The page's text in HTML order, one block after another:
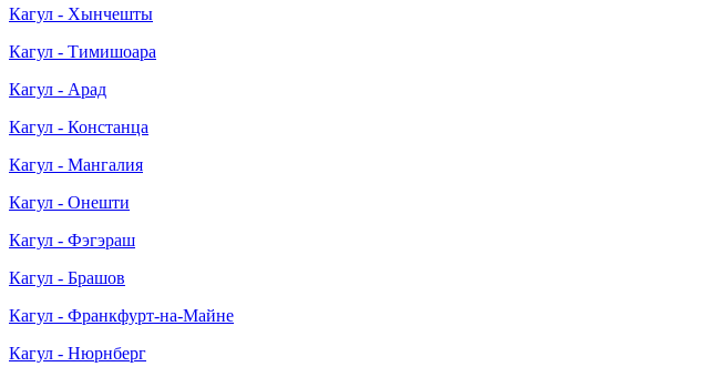
Кагул - Хынчешты
Кагул - Тимишоара
Кагул - Арад
Кагул - Констанца
Кагул - Мангалия
Кагул - Онешти
Кагул - Фэгэраш
Кагул - Брашов
Кагул - Франкфурт-на-Майне
Кагул - Нюрнберг